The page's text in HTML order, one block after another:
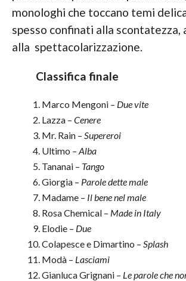
monologhi che toccano temi
spesso confinati alla scontatezza,
alla spettacolarizzazione.
Classifica finale
Marco Mengoni – Due vite
Lazza – Cenere
Mr. Rain – Supereroi
Ultimo – Alba
Tananai – Tango
Giorgia – Parole dette male
Madame – Il bene nel male
Rosa Chemical – Made in Italy
Elodie – Due
Colapesce e Dimartino – Splash
Modà – Lasciami
Gianluca Grignani – Le parole che